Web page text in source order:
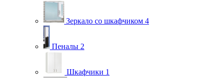
Зеркало со шкафчиком 4
Пеналы 2
Шкафчики 1